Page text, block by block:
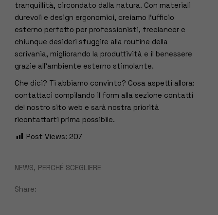
tranquillità, circondato dalla natura. Con materiali
durevoli e design ergonomici, creiamo l’ufficio
esterno perfetto per professionisti, freelancer e
chiunque desideri sfuggire alla routine della
scrivania, migliorando la produttività e il benessere
grazie all’ambiente esterno stimolante.
Che dici? Ti abbiamo convinto? Cosa aspetti allora:
contattaci compilando il form alla sezione contatti
del nostro sito web e sarà nostra priorità
ricontattarti prima possibile.
Post Views: 207
NEWS PERCHÉ SCEGLIERE
Share: